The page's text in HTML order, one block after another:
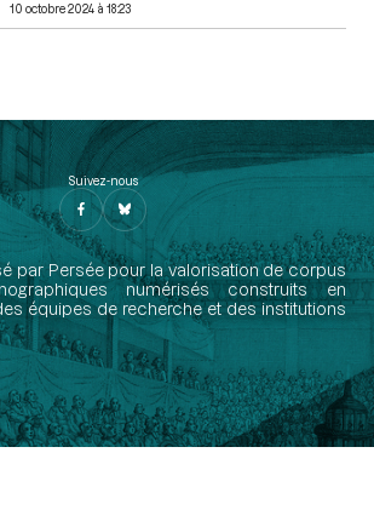
10 octobre 2024 à 18:23
Suivez-nous
par Persée pour la valorisation de corpus
numérisés construits en
équipes de recherche et des institutions